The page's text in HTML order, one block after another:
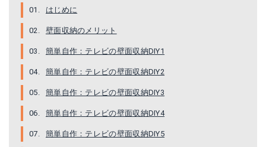
はじめに
壁面収納のメリット
簡単自作：テレビの壁面収納DIY1
簡単自作：テレビの壁面収納DIY2
簡単自作：テレビの壁面収納DIY3
簡単自作：テレビの壁面収納DIY4
簡単自作：テレビの壁面収納DIY5
楽天で詳細を見る